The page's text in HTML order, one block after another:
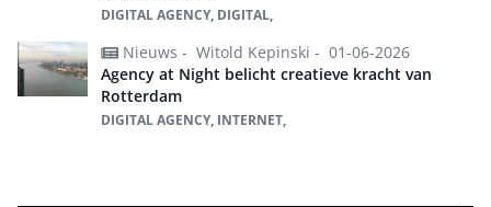
DIGITAL AGENCY, DIGITAL,
Nieuws - Witold Kepinski - 01-06-2026
Agency at Night belicht creatieve kracht van
Rotterdam
DIGITAL AGENCY, INTERNET,